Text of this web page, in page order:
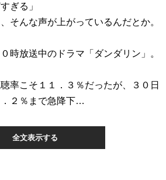
ぎる」
そんな声が上がっているんだとか。
時放送中のドラマ「ダンダリン」。
率こそ１１．３％だったが、３０日
２％まで急降下…
全文表示する